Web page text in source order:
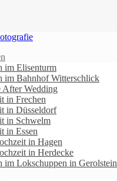
im Elisenturm
im Bahnhof Witterschlick
After Wedding
in Frechen
in Düsseldorf
in Schwelm
in Essen
in Hagen
in Herdecke
im Lokschuppen in Gerolstein